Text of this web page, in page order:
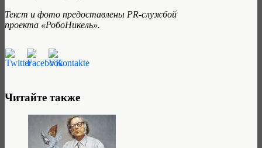
Текст и фото предоставлены PR-службой
проекта «РобоНикель».
Читайте также